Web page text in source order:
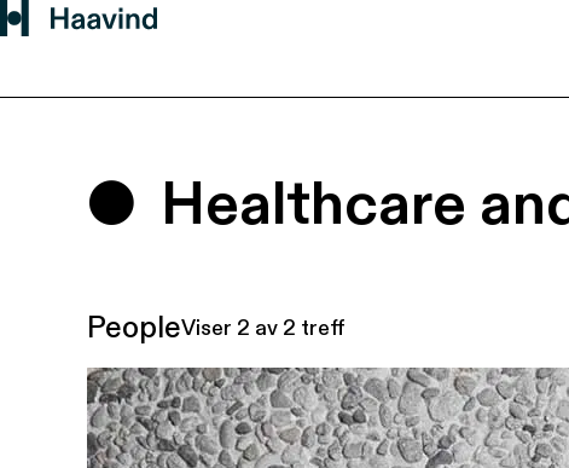
Healthcare
PeopleViser 2 av 2 treff